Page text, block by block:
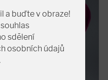
a buďte v obraze!
sdělení
osobních údajů